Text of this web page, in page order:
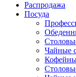
Распродажа
Посуда
Чайные